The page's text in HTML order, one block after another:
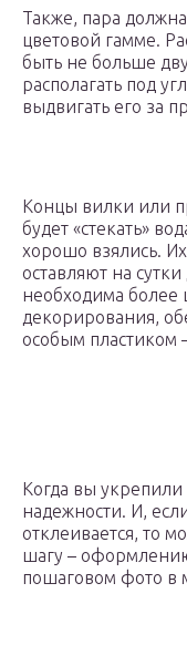
Также, пара
цветовой гамме.
быть не больше
располагать под
выдвигать его за
Концы вилки или
будет «стекать»
хорошо взялись.
оставляют на
необходима более
декорирования,
особым пластиком
Когда вы укрепили
надежности. И,
отклеивается, то
шагу –
пошаговом фото в